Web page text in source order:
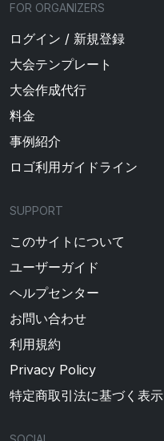
FOR ORGANIZERS
ログイン / 新規登録
大会テンプレート
大会作成代行
料金
事例紹介
ロゴ利用ガイドライン
SUPPORT
このサイトについて
ユーザーガイド
ヘルプセンター
お問い合わせ
利用規約
Privacy Policy
特定商取引法に基づく表示